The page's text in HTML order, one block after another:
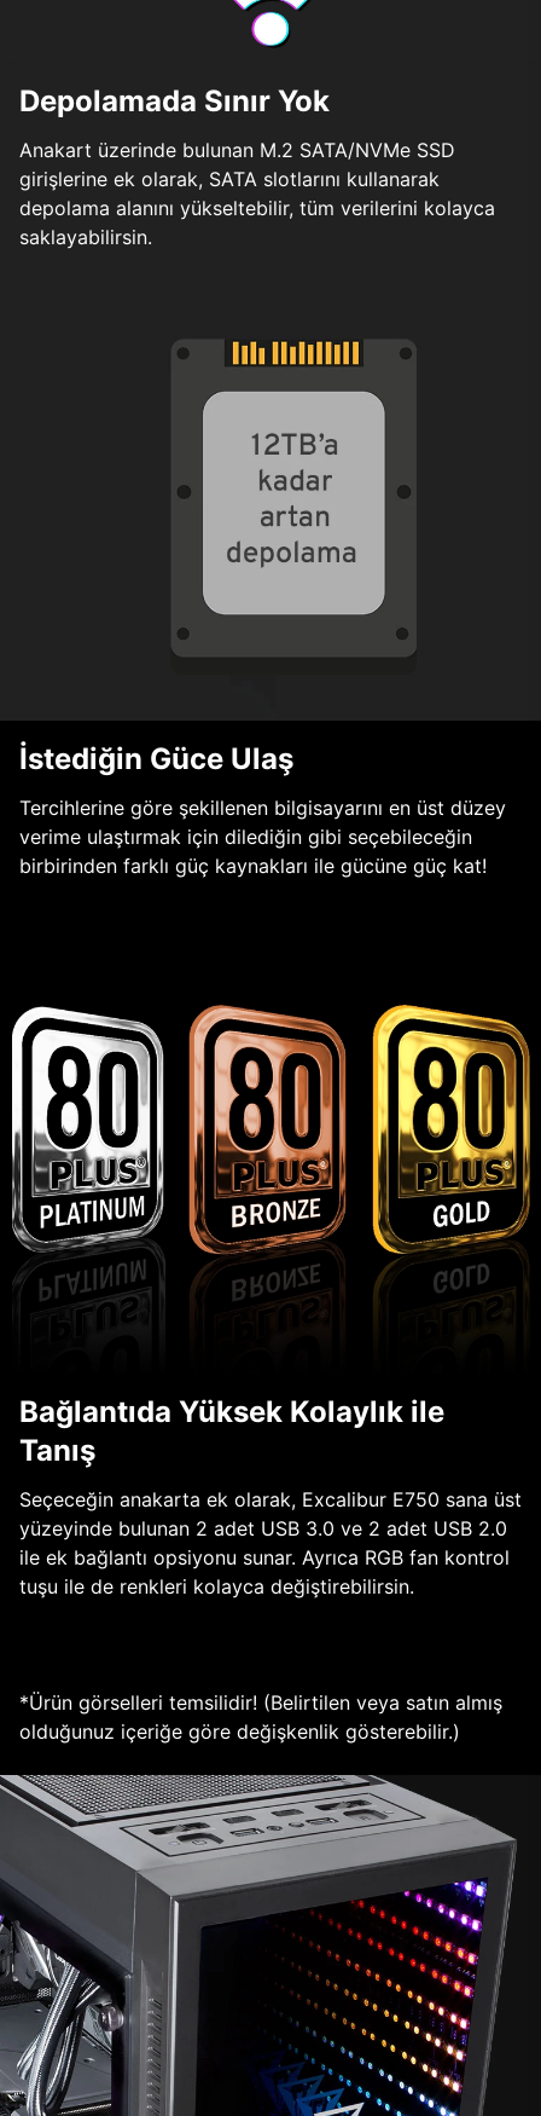
Depolamada Sınır Yok
Anakart üzerinde bulunan M.2 SATA/NVMe SSD
girişlerine ek olarak, SATA slotlarını kullanarak
depolama alanını yükseltebilir, tüm verilerini kolayca
saklayabilirsin.
İstediğin Güce Ulaş
Tercihlerine göre şekillenen bilgisayarını en üst düzey
verime ulaştırmak için dilediğin gibi seçebileceğin
birbirinden farklı güç kaynakları ile gücüne güç kat!
Bağlantıda Yüksek Kolaylık ile
Tanış
Seçeceğin anakarta ek olarak, Excalibur E750 sana üst
yüzeyinde bulunan 2 adet USB 3.0 ve 2 adet USB 2.0
ile ek bağlantı opsiyonu sunar. Ayrıca RGB fan kontrol
tuşu ile de renkleri kolayca değiştirebilirsin.
*Ürün görselleri temsilidir! (Belirtilen veya satın almış
olduğunuz içeriğe göre değişkenlik gösterebilir.)